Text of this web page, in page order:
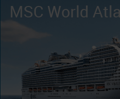
MSC World